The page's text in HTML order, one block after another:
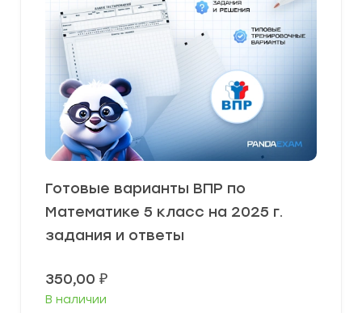
Готовые варианты ВПР по
Математике 5 класс на 2025 г.
задания и ответы
350,00 ₽
В наличии